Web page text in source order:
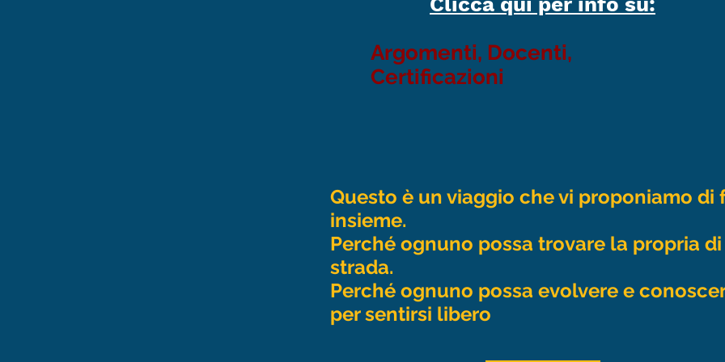
Argomenti, Docenti,
Certificazioni
Questo è un viaggio che vi proponiamo di
insieme.
Perché ognuno possa trovare la propria di
strada.
Perché ognuno possa evolvere e
per sentirsi libero